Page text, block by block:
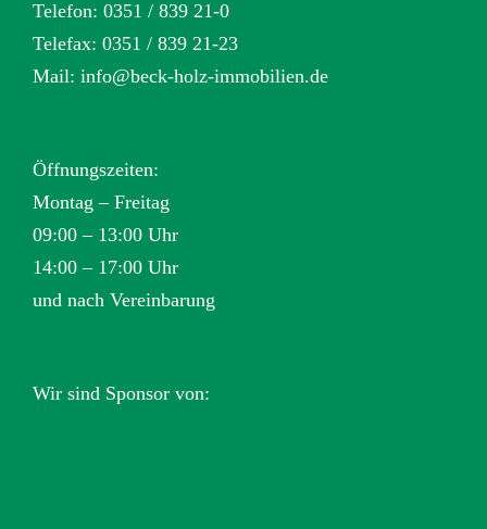
Telefon: 0351 / 839 21-0
Telefax: 0351 / 839 21-23
Mail: info@beck-holz-immobilien.de
Öffnungszeiten:
Montag – Freitag
09:00 – 13:00 Uhr
14:00 – 17:00 Uhr
und nach Vereinbarung
Wir sind Sponsor von: